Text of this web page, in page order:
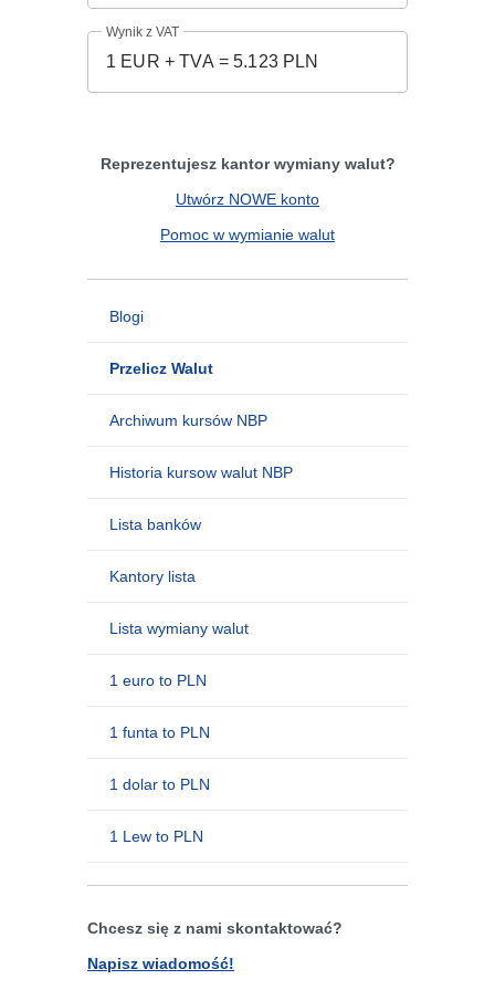
Wynik z VAT
Reprezentujesz kantor wymiany walut?
Utwórz NOWE konto
Pomoc w wymianie walut
Blogi
Przelicz Walut
Archiwum kursów NBP
Historia kursow walut NBP
Lista banków
Kantory lista
Lista wymiany walut
1 euro to PLN
1 funta to PLN
1 dolar to PLN
1 Lew to PLN
Chcesz się z nami skontaktować?
Napisz wiadomość!